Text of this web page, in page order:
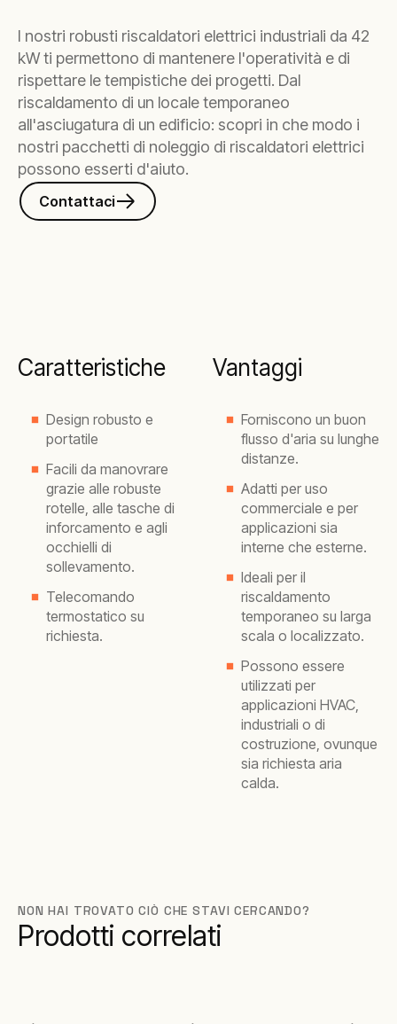
I nostri robusti riscaldatori elettrici industriali da 42
kW ti permettono di mantenere l'operatività e di
rispettare le tempistiche dei progetti. Dal
riscaldamento di un locale temporaneo
all'asciugatura di un edificio: scopri in che modo i
nostri pacchetti di noleggio di riscaldatori elettrici
possono esserti d'aiuto.
Contattaci
Caratteristiche
Design robusto e
portatile
Facili da manovrare
grazie alle robuste
rotelle, alle tasche di
inforcamento e agli
occhielli di
sollevamento.
Telecomando
termostatico su
richiesta.
Vantaggi
Forniscono un buon
flusso d'aria su lunghe
distanze.
Adatti per uso
commerciale e per
applicazioni sia
interne che esterne.
Ideali per il
riscaldamento
temporaneo su larga
scala o localizzato.
Possono essere
utilizzati per
applicazioni HVAC,
industriali o di
costruzione, ovunque
sia richiesta aria
calda.
NON HAI TROVATO CIÒ CHE STAVI CERCANDO?
Prodotti correlati